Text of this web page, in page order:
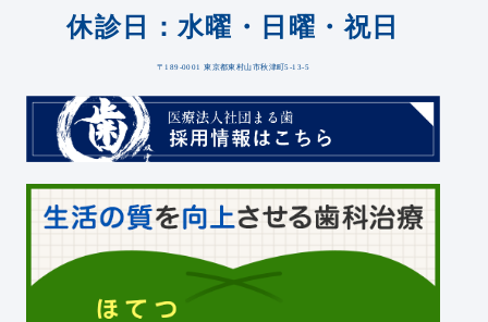
休診日：水曜・日曜・祝日
〒189-0001 東京都東村山市秋津町5-13-5